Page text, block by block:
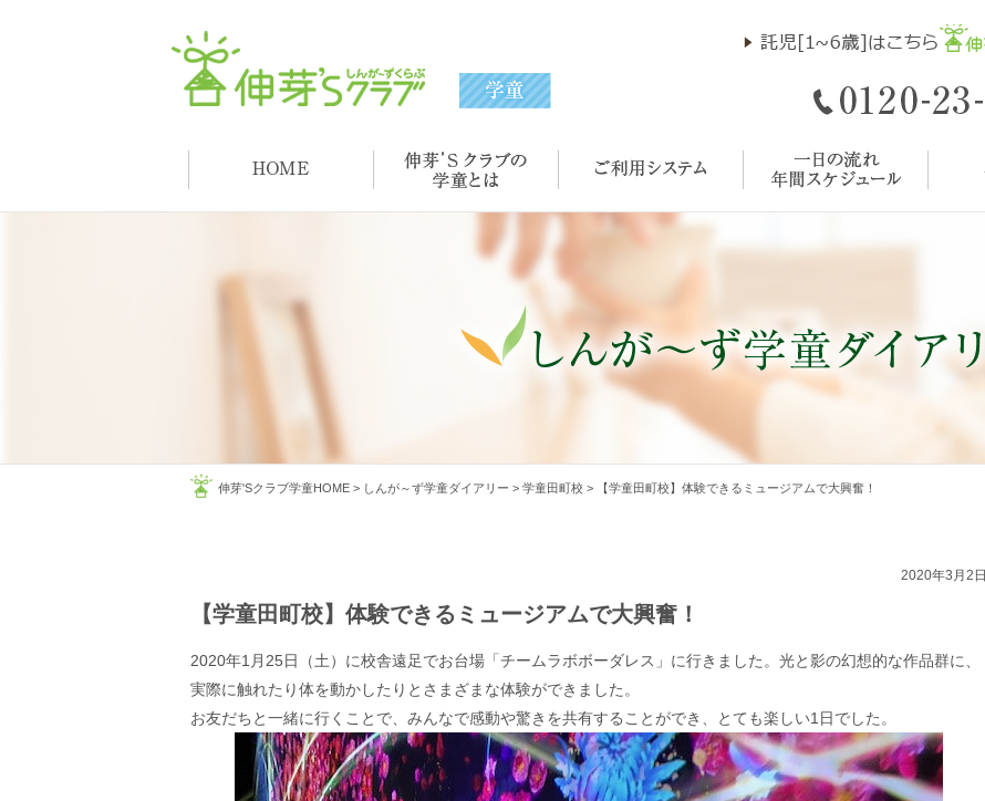
伸芽'Sクラブ学童HOME > しんが～ず学童ダイアリー > 学童田町校 > 【学童田町校】体験できるミュージアムで大興奮！
2020年3月2日
【学童田町校】体験できるミュージアムで大興奮！
2020年1月25日（土）に校舎遠足でお台場「チームラボボーダレス」に行きました。光と影の幻想的な作品群に、
実際に触れたり体を動かしたりとさまざまな体験ができました。
お友だちと一緒に行くことで、みんなで感動や驚きを共有することができ、とても楽しい1日でした。